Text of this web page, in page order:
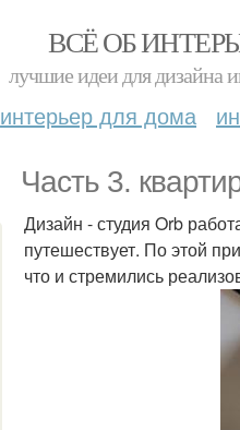
ВСЁ ОБ
лучшие идеи для дизайна
интерьер для дома
Часть 3.
Дизайн - студия Orb
путешествует. По этой
что и стремились